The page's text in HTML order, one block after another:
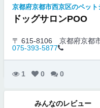
京都府京都市西京区のペット
ドッグサロンPOO
〒 615-8106
京都府京都
075-393-5877
1 0 0
みんなのレビュー